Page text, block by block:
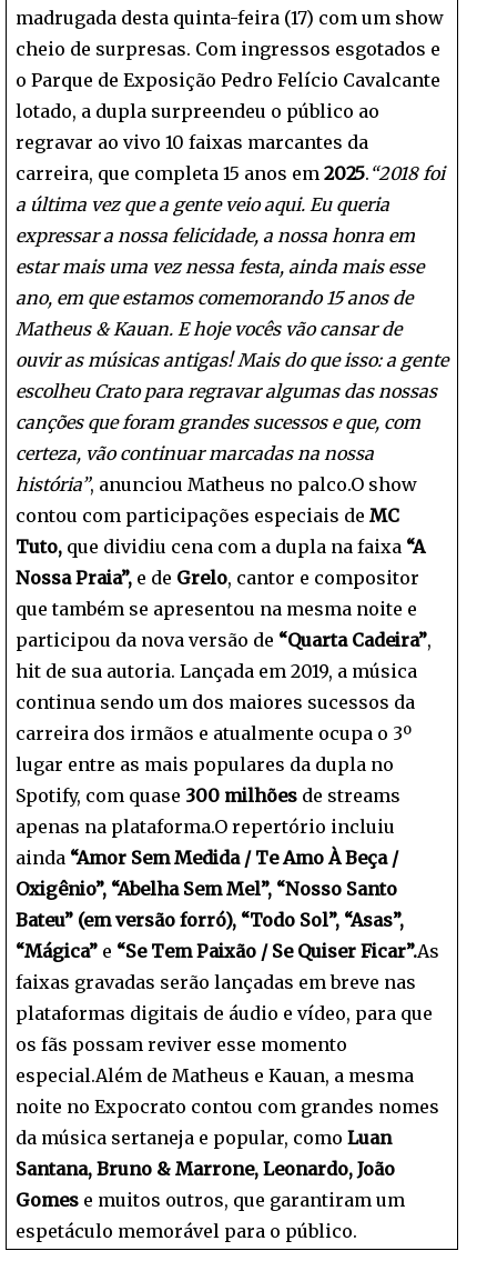
madrugada desta quinta-feira (17) com um show
cheio de surpresas. Com ingressos esgotados e
o Parque de Exposição Pedro Felício Cavalcante
lotado, a dupla surpreendeu o público ao
regravar ao vivo 10 faixas marcantes da
carreira, que completa 15 anos em 2025. “2018 foi
a última vez que a gente veio aqui. Eu queria
expressar a nossa felicidade, a nossa honra em
estar mais uma vez nessa festa, ainda mais esse
ano, em que estamos comemorando 15 anos de
Matheus & Kauan. E hoje vocês vão cansar de
ouvir as músicas antigas! Mais do que isso: a gente
escolheu Crato para regravar algumas das nossas
canções que foram grandes sucessos e que, com
certeza, vão continuar marcadas na nossa
história”, anunciou Matheus no palco.O show
contou com participações especiais de MC
Tuto, que dividiu cena com a dupla na faixa “A
Nossa Praia”, e de Grelo, cantor e compositor
que também se apresentou na mesma noite e
participou da nova versão de “Quarta Cadeira”,
hit de sua autoria. Lançada em 2019, a música
continua sendo um dos maiores sucessos da
carreira dos irmãos e atualmente ocupa o 3º
lugar entre as mais populares da dupla no
Spotify, com quase 300 milhões de streams
apenas na plataforma.O repertório incluiu
ainda “Amor Sem Medida / Te Amo À Beça /
Oxigênio”, “Abelha Sem Mel”, “Nosso Santo
Bateu” (em versão forró), “Todo Sol”, “Asas”,
“Mágica” e “Se Tem Paixão / Se Quiser Ficar”.As
faixas gravadas serão lançadas em breve nas
plataformas digitais de áudio e vídeo, para que
os fãs possam reviver esse momento
especial.Além de Matheus e Kauan, a mesma
noite no Expocrato contou com grandes nomes
da música sertaneja e popular, como Luan
Santana, Bruno & Marrone, Leonardo, João
Gomes e muitos outros, que garantiram um
espetáculo memorável para o público.